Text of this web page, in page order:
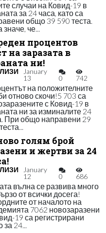
случаи на Ковид-19 в
за 24 часа, като са
общо 39 590 теста.
значе, че...
процентов
на заразата в
ни!
January
13
0 742
на положителните
отново скочи!5 703 са
с Ковид-19 в
ни за изминалите 24
При общо направени 29
голям брой
и жертви за 24
January
12
0 686
вълна се развива много
от всички досега!
от началото на
7062 новозаразени
19 са регистрирани
за 24...